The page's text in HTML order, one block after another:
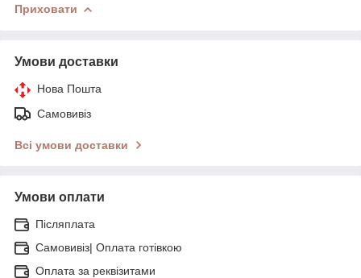
Приховати
Умови доставки
Нова Пошта
Самовивіз
Всі умови доставки
Умови оплати
Післяплата
Самовивіз| Оплата готівкою
Оплата за реквізитами